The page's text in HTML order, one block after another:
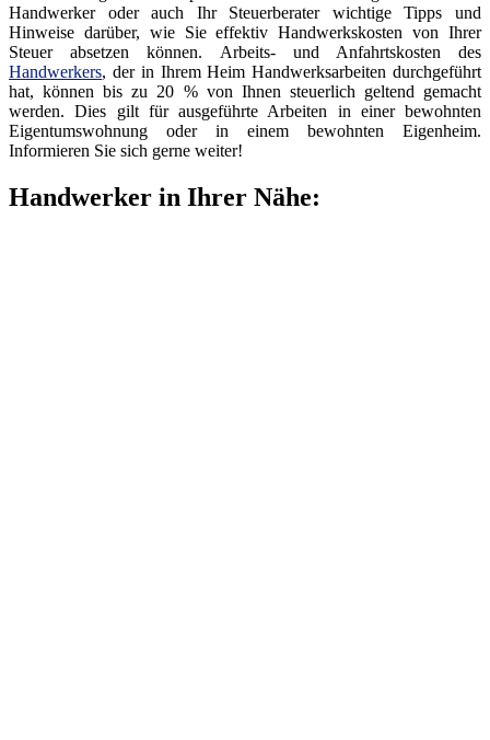
Handwerker oder auch Ihr Steuerberater wichtige Tipps und
Hinweise darüber, wie Sie effektiv Handwerkskosten von Ihrer
Steuer absetzen können. Arbeits- und Anfahrtskosten des
Handwerkers, der in Ihrem Heim Handwerksarbeiten durchgeführt
hat, können bis zu 20 % von Ihnen steuerlich geltend gemacht
werden. Dies gilt für ausgeführte Arbeiten in einer bewohnten
Eigentumswohnung oder in einem bewohnten Eigenheim.
Informieren Sie sich gerne weiter!
Handwerker in Ihrer Nähe: